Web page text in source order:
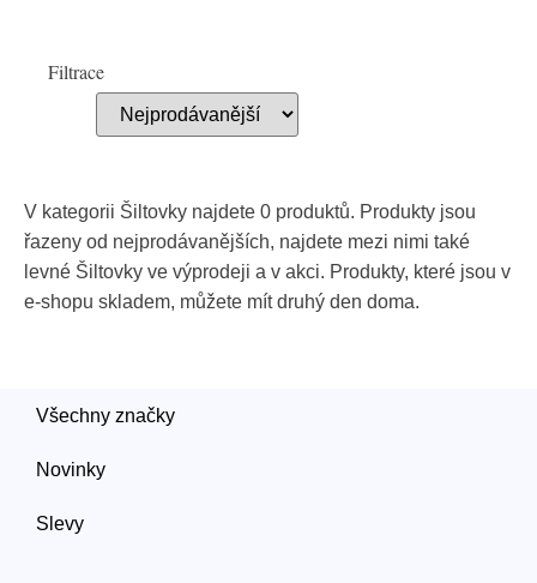
Filtrace
V kategorii Šiltovky najdete 0 produktů. Produkty jsou
řazeny od nejprodávanějších, najdete mezi nimi také
levné Šiltovky ve výprodeji a v akci. Produkty, které jsou v
e-shopu skladem, můžete mít druhý den doma.
Všechny značky
Novinky
Slevy